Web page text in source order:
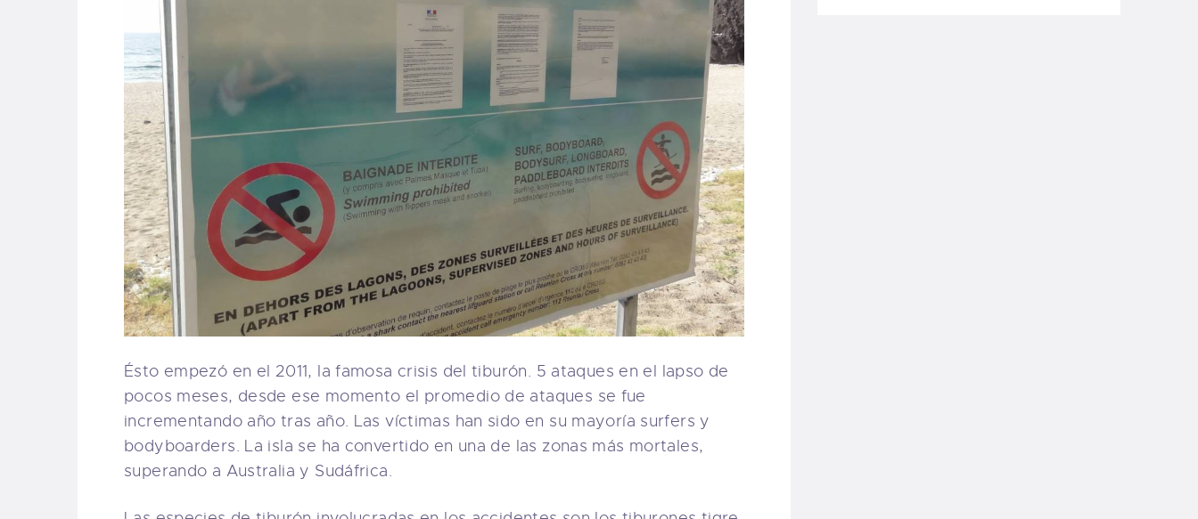
Ésto empezó en el 2011, la famosa crisis del tiburón. 5 ataques en el lapso de
pocos meses, desde ese momento el promedio de ataques se fue
incrementando año tras año. Las víctimas han sido en su mayoría surfers y
bodyboarders. La isla se ha convertido en una de las zonas más mortales,
superando a Australia y Sudáfrica.